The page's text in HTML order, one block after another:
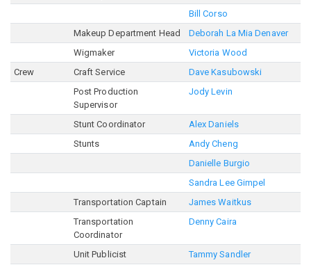
Bill Corso
Makeup Department Head
Deborah La Mia Denaver
Wigmaker
Victoria Wood
Crew
Craft Service
Dave Kasubowski
Post Production
Supervisor
Jody Levin
Stunt Coordinator
Alex Daniels
Stunts
Andy Cheng
Danielle Burgio
Sandra Lee Gimpel
Transportation Captain
James Waitkus
Transportation
Coordinator
Denny Caira
Unit Publicist
Tammy Sandler